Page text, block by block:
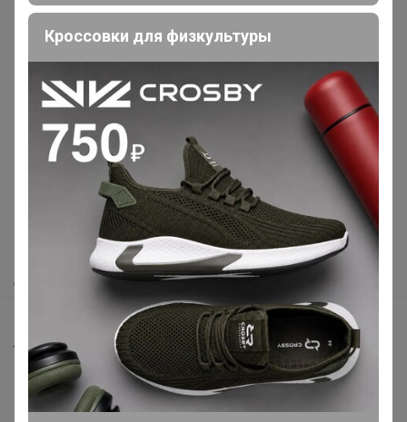
Реклама
Как здесь все устроено?
Как сделать заказ?
Как получить?
Доставка
Торговые марки
Наша команда
В наличии
Кроссовки для физкультуры